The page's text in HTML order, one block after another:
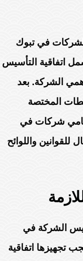
في تبوك
اتفاقية التأسيس
الشركة. بعد
المختصة
شركات في
للقوانين واللوائح
الشركة في
تجهيزها اتفاقية